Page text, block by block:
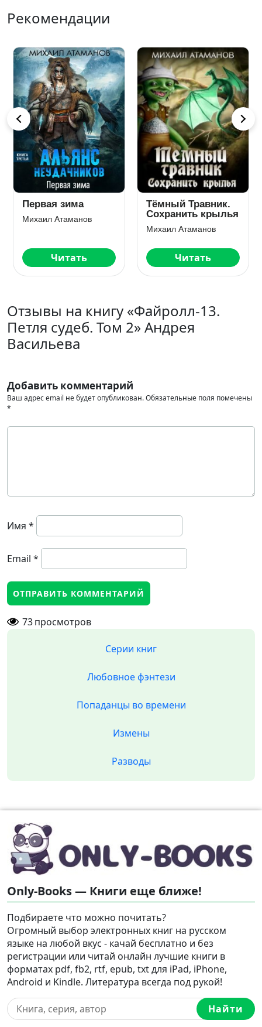
Рекомендации
Первая зима
Михаил Атаманов
Читать
Тёмный Травник.
Сохранить крылья
Михаил Атаманов
Читать
Отзывы на книгу «Файролл-13.
Петля судеб. Том 2» Андрея
Васильева
Добавить комментарий
Ваш адрес email не будет опубликован.Обязательные поля помечены
*
Имя *
Email *
73просмотров
Серии книг
Любовное фэнтези
Попаданцы во времени
Измены
Разводы
Only-Books — Книги еще ближе!
Подбираете что можно почитать?
Огромный выбор электронных книг на русском
языке на любой вкус - качай бесплатно и без
регистрации или читай онлайн лучшие книги в
форматах pdf, fb2, rtf, epub, txt для iPad, iPhone,
Android и Kindle. Литература всегда под рукой!
Найти